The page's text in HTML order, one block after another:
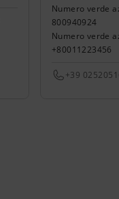
Numero verde
800940924
Numero verde
+80011223456
+39